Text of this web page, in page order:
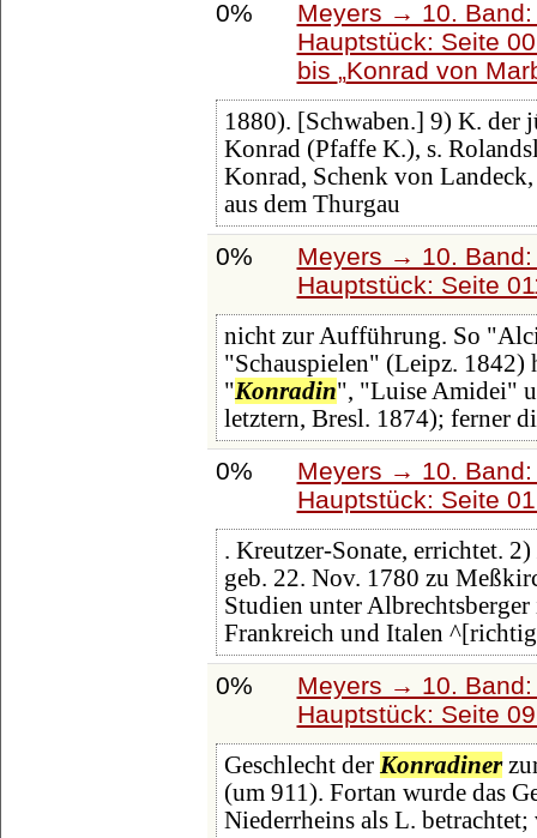
0%
Meyers → 10.
Hauptstück: Seite
bis Konrad von
1880). [Schwaben.] 9) K. der
Konrad (Pfaffe K.), s.
Konrad, Schenk von
aus dem Thurgau
0%
Meyers → 10.
Hauptstück: Seite
nicht zur Aufführung. So
"Schauspielen" (Leipz. 1842)
"Konradin", "Luise Amidei"
letztern, Bresl. 1874); ferner
0%
Meyers → 10.
Hauptstück: Seite
. Kreutzer-Sonate, errichtet. 2)
geb. 22. Nov. 1780 zu
Studien unter
Frankreich und Italen
0%
Meyers → 10.
Hauptstück: Seite
Geschlecht der Konradiner
(um 911). Fortan wurde das
Niederrheins als L.